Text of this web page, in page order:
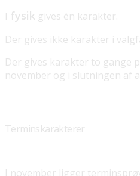
I fysik gives én karakter.
Der gives ikke karakter i
Der gives karakter to gange
november og i slutningen af
Terminskarakterer
I november ligger